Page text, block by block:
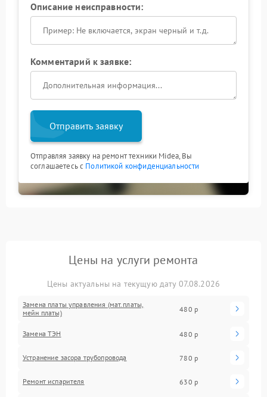
Описание неисправности:
Комментарий к заявке:
Отправить заявку
Отправляя заявку на ремонт техники Midea, Вы
соглашаетесь с Политикой конфиденциальности
Цены на услуги ремонта
Цены актуальны на текущую дату 07.08.2026
Замена платы управления (мат.платы,
мейн платы)
480 р
Замена ТЭН 480 р
Устранение засора трубопровода 780 р
Ремонт испарителя 630 р